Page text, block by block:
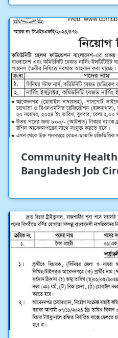
Community
Bangladesh Job